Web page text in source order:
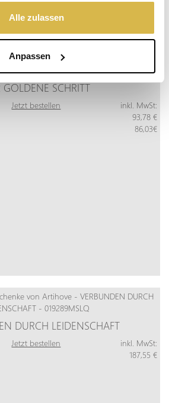
Alle zulassen
Anpassen
GOLDENE SCHRITT
Jetzt bestellen
inkl. MwSt:
93,78 €
86,03€
DURCH LEIDENSCHAFT
Jetzt bestellen
inkl. MwSt:
187,55 €